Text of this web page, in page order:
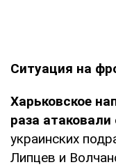
Ситуация на
Харьковское
раза
украинских
Липцев и